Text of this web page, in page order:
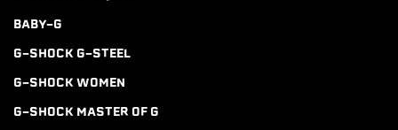
BABY-G
G-SHOCK G-STEEL
G-SHOCK WOMEN
G-SHOCK MASTER OF G